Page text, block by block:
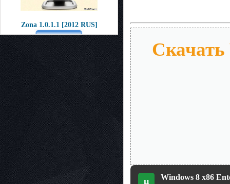
Zona 1.0.1.1 [2012 RUS]
Скачать
µ Windows 8 x86